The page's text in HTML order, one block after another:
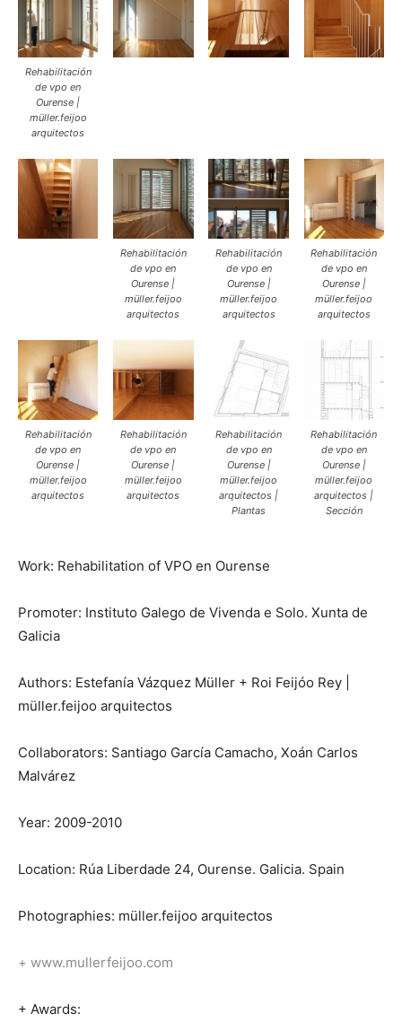
Rehabilitación
de vpo en
Ourense |
müller.feijoo
arquitectos
Rehabilitación
de vpo en
Ourense |
müller.feijoo
arquitectos
Rehabilitación
de vpo en
Ourense |
müller.feijoo
arquitectos
Rehabilitación
de vpo en
Ourense |
müller.feijoo
arquitectos
Rehabilitación
de vpo en
Ourense |
müller.feijoo
arquitectos
Rehabilitación
de vpo en
Ourense |
müller.feijoo
arquitectos
Rehabilitación
de vpo en
Ourense |
müller.feijoo
arquitectos |
Plantas
Rehabilitación
de vpo en
Ourense |
müller.feijoo
arquitectos |
Sección
Work: Rehabilitation of VPO en Ourense
Promoter: Instituto Galego de Vivenda e Solo. Xunta de
Galicia
Authors: Estefanía Vázquez Müller + Roi Feijóo Rey |
müller.feijoo arquitectos
Collaborators: Santiago García Camacho, Xoán Carlos
Malvárez
Year: 2009-2010
Location: Rúa Liberdade 24, Ourense. Galicia. Spain
Photographies: müller.feijoo arquitectos
+ www.mullerfeijoo.com
+ Awards: